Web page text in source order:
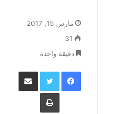
مارس 15, 2017
31
دقيقة واحدة
فيسبوك تويتر
طباعة